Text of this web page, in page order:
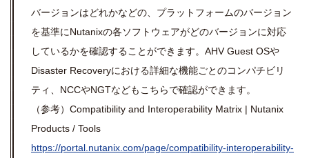
バージョンはどれかなどの、プラットフォームのバージョン
を基準にNutanixの各ソフトウェアがどのバージョンに対応
しているかを確認することができます。AHV Guest OSや
Disaster Recoveryにおける詳細な機能ごとのコンパチビリ
ティ、NCCやNGTなどもこちらで確認ができます。
（参考）Compatibility and Interoperability Matrix | Nutanix
Products / Tools
https://portal.nutanix.com/page/compatibility-interoperability-